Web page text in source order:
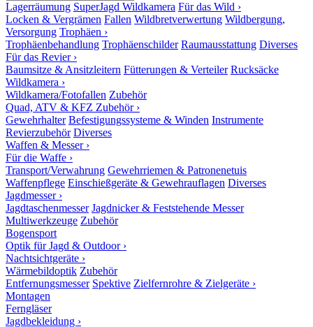
Lagerräumung SuperJagd Wildkamera Für das Wild ›
Locken & Vergrämen Fallen Wildbretverwertung Wildbergung,
Versorgung Trophäen ›
Trophäenbehandlung Trophäenschilder Raumausstattung Diverses
Für das Revier ›
Baumsitze & Ansitzleitern Fütterungen & Verteiler Rucksäcke
Wildkamera ›
Wildkamera/Fotofallen Zubehör
Quad, ATV & KFZ Zubehör ›
Gewehrhalter Befestigungssysteme & Winden Instrumente
Revierzubehör Diverses
Waffen & Messer ›
Für die Waffe ›
Transport/Verwahrung Gewehrriemen & Patronenetuis
Waffenpflege Einschießgeräte & Gewehrauflagen Diverses
Jagdmesser ›
Jagdtaschenmesser Jagdnicker & Feststehende Messer
Multiwerkzeuge Zubehör
Bogensport
Optik für Jagd & Outdoor ›
Nachtsichtgeräte ›
Wärmebildoptik Zubehör
Entfernungsmesser Spektive Zielfernrohre & Zielgeräte ›
Montagen
Ferngläser
Jagdbekleidung ›